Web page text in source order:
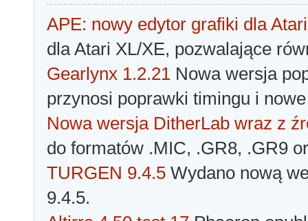
APE: nowy edytor grafiki dla Atari
dla Atari XL/XE, pozwalające
Gearlynx 1.2.21 Nowa wersja
przynosi poprawki timingu i
Nowa wersja DitherLab wraz z
do formatów .MIC, .GR8, .GR9
TURGEN 9.4.5 Wydano nową
9.4.5.